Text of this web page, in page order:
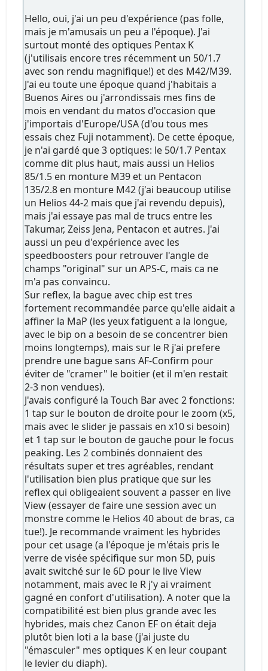
Hello, oui, j'ai un peu d'expérience (pas folle,
mais je m'amusais un peu a l'époque). J'ai
surtout monté des optiques Pentax K
(j'utilisais encore tres récemment un 50/1.7
avec son rendu magnifique!) et des M42/M39.
J'ai eu toute une époque quand j'habitais a
Buenos Aires ou j'arrondissais mes fins de
mois en vendant du matos d'occasion que
j'importais d'Europe/USA (d'ou tous mes
essais chez Fuji notamment). De cette époque,
je n'ai gardé que 3 optiques: le 50/1.7 Pentax
comme dit plus haut, mais aussi un Helios
85/1.5 en monture M39 et un Pentacon
135/2.8 en monture M42 (j'ai beaucoup utilise
un Helios 44-2 mais que j'ai revendu depuis),
mais j'ai essaye pas mal de trucs entre les
Takumar, Zeiss Jena, Pentacon et autres. J'ai
aussi un peu d'expérience avec les
speedboosters pour retrouver l'angle de
champs "original" sur un APS-C, mais ca ne
m'a pas convaincu.
Sur reflex, la bague avec chip est tres
fortement recommandée parce qu'elle aidait a
affiner la MaP (les yeux fatiguent a la longue,
avec le bip on a besoin de se concentrer bien
moins longtemps), mais sur le R j'ai prefere
prendre une bague sans AF-Confirm pour
éviter de "cramer" le boitier (et il m'en restait
2-3 non vendues).
J'avais configuré la Touch Bar avec 2 fonctions:
1 tap sur le bouton de droite pour le zoom (x5,
mais avec le slider je passais en x10 si besoin)
et 1 tap sur le bouton de gauche pour le focus
peaking. Les 2 combinés donnaient des
résultats super et tres agréables, rendant
l'utilisation bien plus pratique que sur les
reflex qui obligeaient souvent a passer en live
View (essayer de faire une session avec un
monstre comme le Helios 40 about de bras, ca
tue!). Je recommande vraiment les hybrides
pour cet usage (a l'époque je m'étais pris le
verre de visée spécifique sur mon 5D, puis
avait switché sur le 6D pour le live View
notamment, mais avec le R j'y ai vraiment
gagné en confort d'utilisation). A noter que la
compatibilité est bien plus grande avec les
hybrides, mais chez Canon EF on était deja
plutôt bien loti a la base (j'ai juste du
"émasculer" mes optiques K en leur coupant
le levier du diaph).